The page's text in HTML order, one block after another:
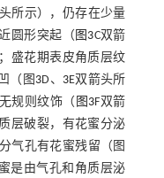
所示），仍存在少量
圆形突起（ 图3C双箭
盛花期表皮角质层纹
（图 3D、 3E双箭头所
规则纹饰（ 图3F双箭
层破裂，有花蜜分泌
气孔有花蜜残留（图
是由气孔和角质层泌